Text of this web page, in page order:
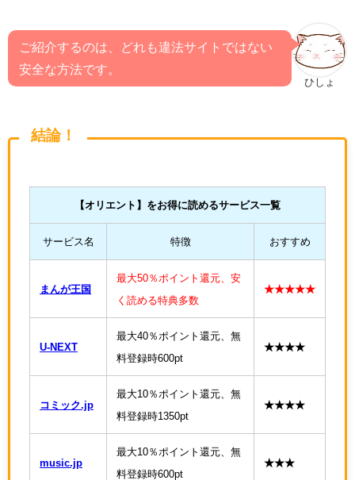
ひしょ
ご紹介するのは、どれも違法サイトではない
安全な方法です。
結論！
【オリエント 】をお得に読めるサービス一覧
サービス名 特徴 おすすめ
まんが王国
最大50％ポイント還元、安
く読める特典多数
★★★★★
U-NEXT
最大40％ポイント還元、無
料登録時600pt
★★★★
コミック.jp
最大10％ポイント還元、無
料登録時1350pt
★★★★
music.jp
最大10％ポイント還元、無
料登録時600pt
★★★